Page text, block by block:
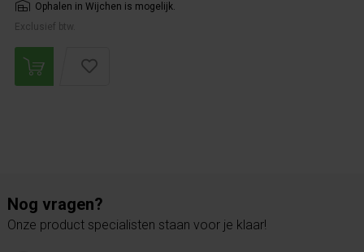
Ophalen in Wijchen is mogelijk.
Exclusief btw.
Nog vragen?
Onze product specialisten staan voor je klaar!